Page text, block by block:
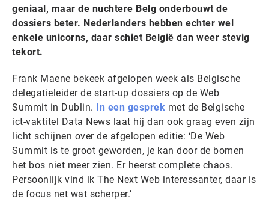
geniaal, maar de nuchtere Belg onderbouwt de
dossiers beter. Nederlanders hebben echter wel
enkele unicorns, daar schiet België dan weer stevig
tekort.
Frank Maene bekeek afgelopen week als Belgische
delegatieleider de start-up dossiers op de Web
Summit in Dublin.
In een gesprek met de Belgische
ict-vaktitel Data News laat hij dan ook graag even zijn
licht schijnen over de afgelopen editie: ‘De Web
Summit is te groot geworden, je kan door de bomen
het bos niet meer zien. Er heerst complete chaos.
Persoonlijk vind ik The Next Web interessanter, daar is
de focus net wat scherper.’